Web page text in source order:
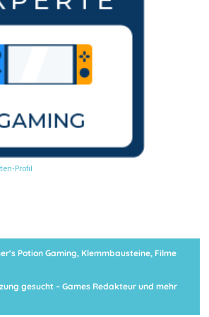
Profil
Potion Gaming, Klemmbausteine, Filme
gesucht – Games Redakteur und mehr